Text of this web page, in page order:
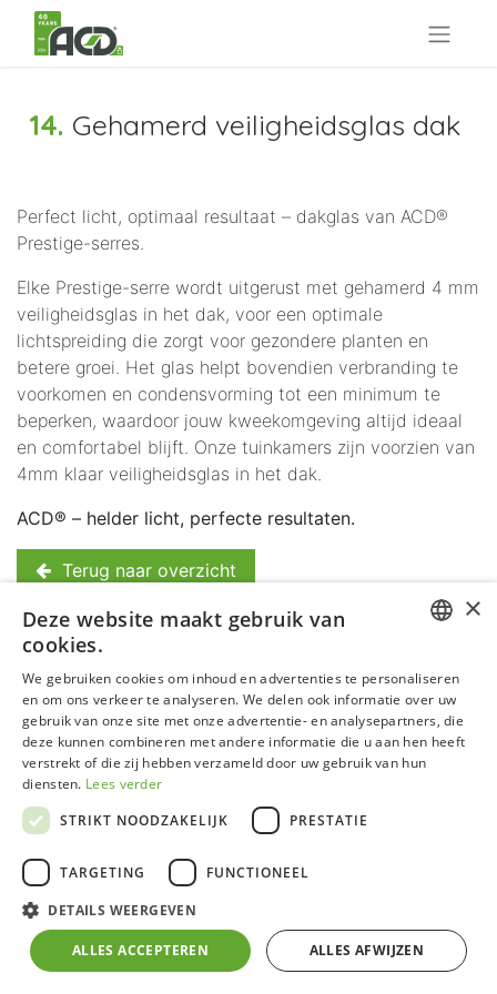
14. Gehamerd veiligheidsglas dak
Perfect licht, optimaal resultaat – dakglas van ACD®
Prestige-serres.
Elke Prestige-serre wordt uitgerust met gehamerd 4 mm
veiligheidsglas in het dak, voor een optimale
lichtspreiding die zorgt voor gezondere planten en
betere groei. Het glas helpt bovendien verbranding te
voorkomen en condensvorming tot een minimum te
beperken, waardoor jouw kweekomgeving altijd ideaal
en comfortabel blijft. Onze tuinkamers zijn voorzien van
4mm klaar veiligheidsglas in het dak.
ACD® – helder licht, perfecte resultaten.
Terug naar overzicht
GERMAN
FRENCH
×
Deze website maakt gebruik van
cookies.
We gebruiken cookies om inhoud en advertenties te personaliseren
en om ons verkeer te analyseren. We delen ook informatie over uw
gebruik van onze site met onze advertentie- en analysepartners, die
deze kunnen combineren met andere informatie die u aan hen heeft
verstrekt of die zij hebben verzameld door uw gebruik van hun
diensten. Lees verder
STRIKT NOODZAKELIJK
PRESTATIE
TARGETING FUNCTIONEEL
DETAILS WEERGEVEN
ALLES ACCEPTEREN ALLES AFWIJZEN